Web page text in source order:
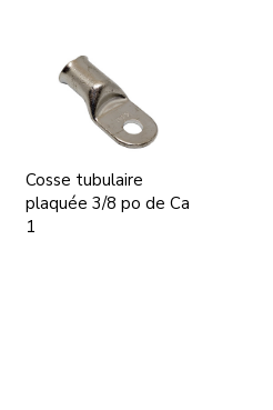
Cosse tubulaire
plaquée 3/8 po de Ca
1